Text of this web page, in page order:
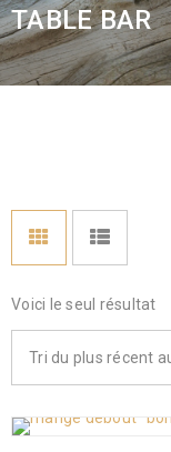
TABLE BAR
Voici le seul résultat
Tri du plus récent